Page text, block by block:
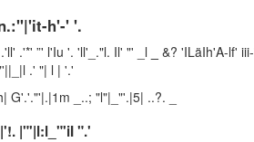
h'-' '.
.'*' ”' l'Iu '. 'll'_."l. Il' "' _l
&? 'ILäIh'A-lf'
.' "| l | '.'
_..; "l"|_"'.|5| ..?. _
|"'|l:l_"'iI ".'